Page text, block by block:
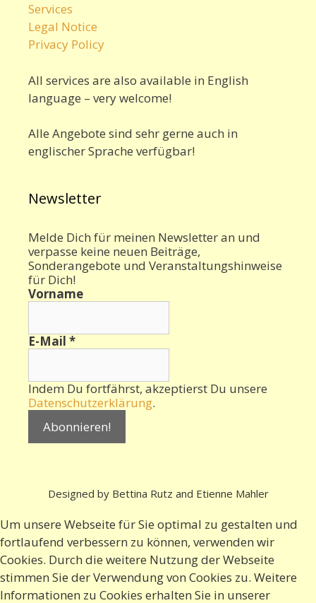
Services
Legal Notice
Privacy Policy
All services are also available in English
language – very welcome!
Alle Angebote sind sehr gerne auch in
englischer Sprache verfügbar!
Newsletter
Melde Dich für meinen Newsletter an und
verpasse keine neuen Beiträge,
Sonderangebote und Veranstaltungshinweise
für Dich!
Vorname
E-Mail *
Indem Du fortfährst, akzeptierst Du unsere
Datenschutzerklärung.
Designed by Bettina Rutz and Etienne Mahler
Um unsere Webseite für Sie optimal zu gestalten und
fortlaufend verbessern zu können, verwenden wir
Cookies. Durch die weitere Nutzung der Webseite
stimmen Sie der Verwendung von Cookies zu. Weitere
Informationen zu Cookies erhalten Sie in unserer